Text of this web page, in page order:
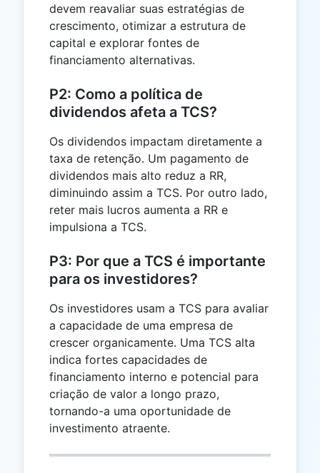
devem reavaliar suas estratégias de
crescimento, otimizar a estrutura de
capital e explorar fontes de
financiamento alternativas.
P2: Como a política de
dividendos afeta a TCS?
Os dividendos impactam diretamente a
taxa de retenção. Um pagamento de
dividendos mais alto reduz a RR,
diminuindo assim a TCS. Por outro lado,
reter mais lucros aumenta a RR e
impulsiona a TCS.
P3: Por que a TCS é importante
para os investidores?
Os investidores usam a TCS para avaliar
a capacidade de uma empresa de
crescer organicamente. Uma TCS alta
indica fortes capacidades de
financiamento interno e potencial para
criação de valor a longo prazo,
tornando-a uma oportunidade de
investimento atraente.